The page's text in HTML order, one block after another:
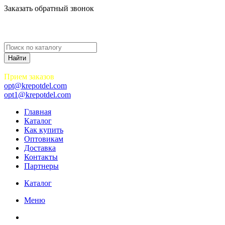
Заказать обратный звонок
Прием заказов
opt@krepotdel.com
opt1@krepotdel.com
Главная
Каталог
Как купить
Оптовикам
Доставка
Контакты
Партнеры
Каталог
Меню